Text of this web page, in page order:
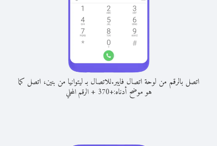
اتصل بالرقم من لوحة اتصال فايبر.للاتصال بـ ليتوانيا من بنين، اتصل كما
هو موضح أدناه:+
370
+الرقم المحلي